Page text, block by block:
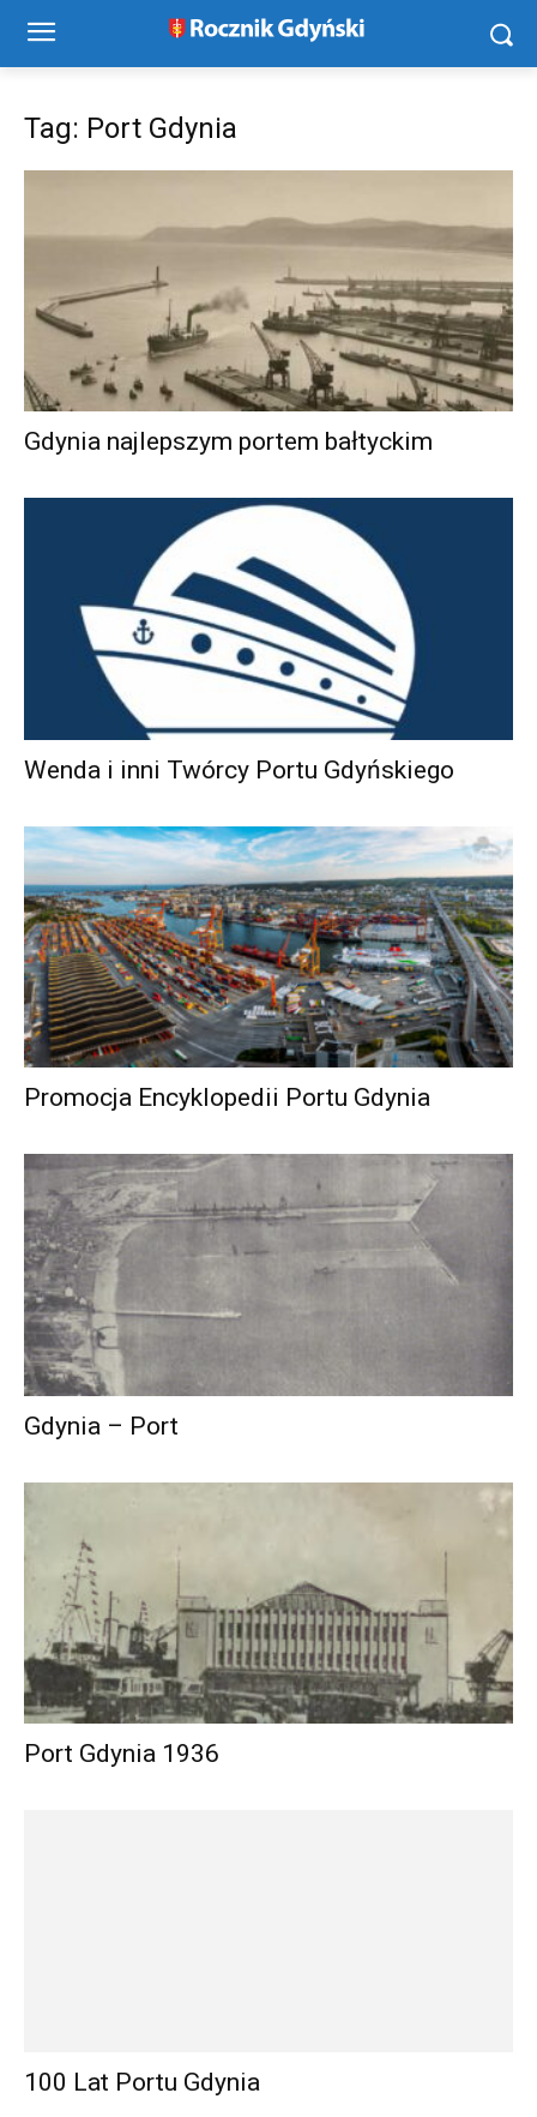
Tag: Port Gdynia
Gdynia najlepszym portem bałtyckim
Wenda i inni Twórcy Portu Gdyńskiego
Promocja Encyklopedii Portu Gdynia
Gdynia – Port
Port Gdynia 1936
100 Lat Portu Gdynia